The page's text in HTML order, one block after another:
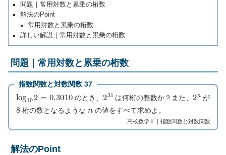
問題｜常用対数と累乗の桁数
解法のPoint
常用対数と累乗の桁数
詳しい解説｜常用対数と累乗の桁数
問題｜常用対数と累乗の桁数
指数関数と対数関数 37
log 102 0.3010 のとき、231は何桁の整数か？また、2nが
8桁の数となるような の値をすべて求めよ。
高校数学Ⅱ｜指数関数と対数関数
解法のPoint